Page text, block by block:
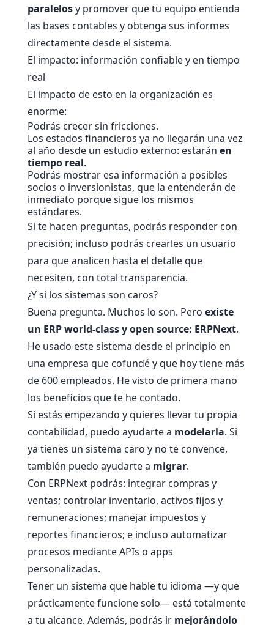
paralelosy promover que tu equipo entienda
las bases contables y obtenga sus informes
directamente desde el sistema.
El impacto: información confiable y en tiempo
real
El impacto de esto en la organización es
enorme:
Podrás crecer sin fricciones.
Los estados financieros ya no llegarán una vez
al año desde un estudio externo: estarán en
tiempo real.
Podrás mostrar esa información a posibles
socios o inversionistas, que la entenderán de
inmediato porque sigue los mismos
estándares.
Si te hacen preguntas, podrás responder con
precisión; incluso podrás crearles un usuario
para que analicen hasta el detalle que
necesiten, con total transparencia.
¿Y si los sistemas son caros?
Buena pregunta. Muchos lo son. Pero existe
un ERP world-class y open source: ERPNext.
He usado este sistema desde el principio en
una empresa que cofundé y que hoy tiene más
de 600 empleados. He visto de primera mano
los beneficios que te he contado.
Si estás empezando y quieres llevar tu propia
contabilidad, puedo ayudarte a modelarla. Si
ya tienes un sistema caro y no te convence,
también puedo ayudarte a migrar.
Con ERPNext podrás: integrar compras y
ventas; controlar inventario, activos fijos y
remuneraciones; manejar impuestos y
reportes financieros; e incluso automatizar
procesos mediante APIs o apps
personalizadas.
Tener un sistema que hable tu idioma —y que
prácticamente funcione solo— está totalmente
a tu alcance. Además, podrás ir mejorándolo